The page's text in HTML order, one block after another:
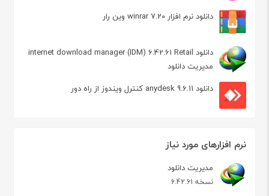
دانلود نرم افزار winrar 7.20 وین رار
دانلود internet download manager (IDM) 6.42.61 Retail
مدیریت دانلود
دانلود anydesk 9.6.11 کنترل ویندوز از راه دور
نرم افزارهای مورد نیاز
مدیریت دانلود
نسخه 6.42.61